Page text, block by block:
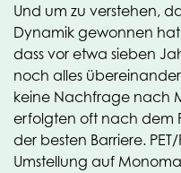
Und um zu verstehen,
Dynamik gewonnen
dass vor etwa sieben
noch alles
keine Nachfrage nach
erfolgten oft nach dem
der besten Barriere.
Umstellung auf